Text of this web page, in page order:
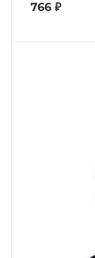
766 ₽